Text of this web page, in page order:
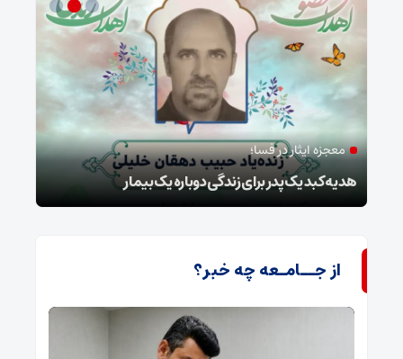
معجزه ایثار در فسا؛
هدیه کبد یک پدر برای زندگی دوباره یک بیمار
از جــامـعه چه خبر؟